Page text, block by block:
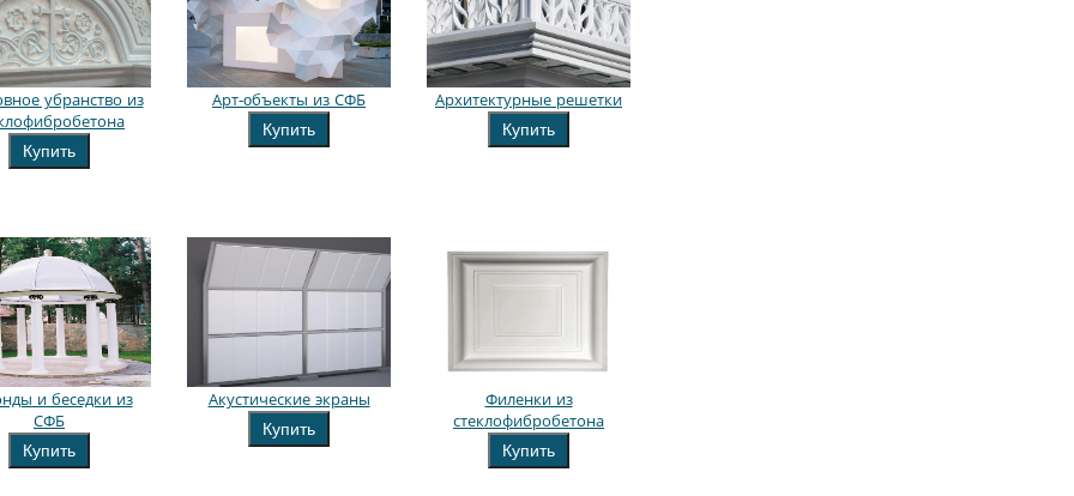
убранство из
Купить
Арт-oбъекты из СФБ
Купить
Архитектурные решетки
Купить
и беседки из
СФБ
Купить
Акустические экраны
Купить
Филенки из
стеклофибробетона
Купить